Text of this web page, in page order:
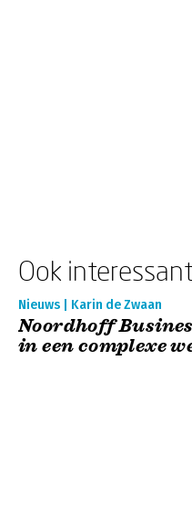
Ook
Nieuws | Karin de Zwaan
Noordhoff
in een complexe